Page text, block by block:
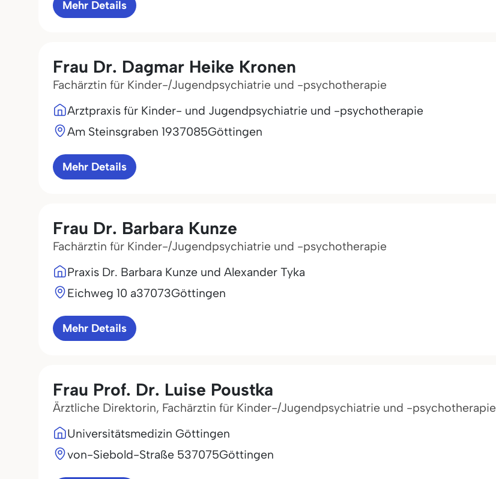
Mehr Details
Frau Dr. Dagmar Heike Kronen
Fachärztin für Kinder-/Jugendpsychiatrie und -psychotherapie
Arztpraxis für Kinder- und Jugendpsychiatrie und -psychotherapie
Am Steinsgraben 1937085Göttingen
Mehr Details
Frau Dr. Barbara Kunze
Fachärztin für Kinder-/Jugendpsychiatrie und -psychotherapie
Praxis Dr. Barbara Kunze und Alexander Tyka
Eichweg 10 a37073Göttingen
Mehr Details
Frau Prof. Dr. Luise Poustka
Ärztliche Direktorin, Fachärztin für Kinder-/Jugendpsychiatrie und -psychotherapie
Universitätsmedizin Göttingen
von-Siebold-Straße 537075Göttingen